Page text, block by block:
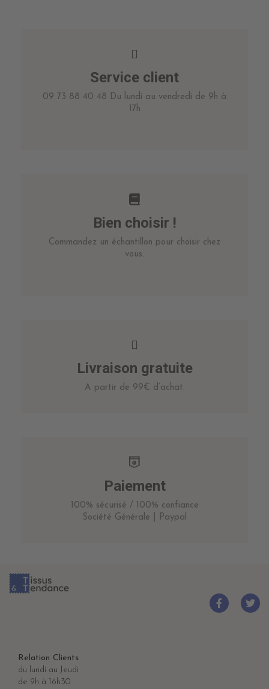
Service client
09 73 88 40 48 Du lundi au vendredi de 9h à
17h
Bien choisir !
Commandez un échantillon pour choisir chez
vous.
Livraison gratuite
A partir de 99€ d’achat.
Paiement
100% sécurisé / 100% confiance
Société Générale | Paypal
Relation Clients
du lundi au Jeudi
de 9h à 16h30